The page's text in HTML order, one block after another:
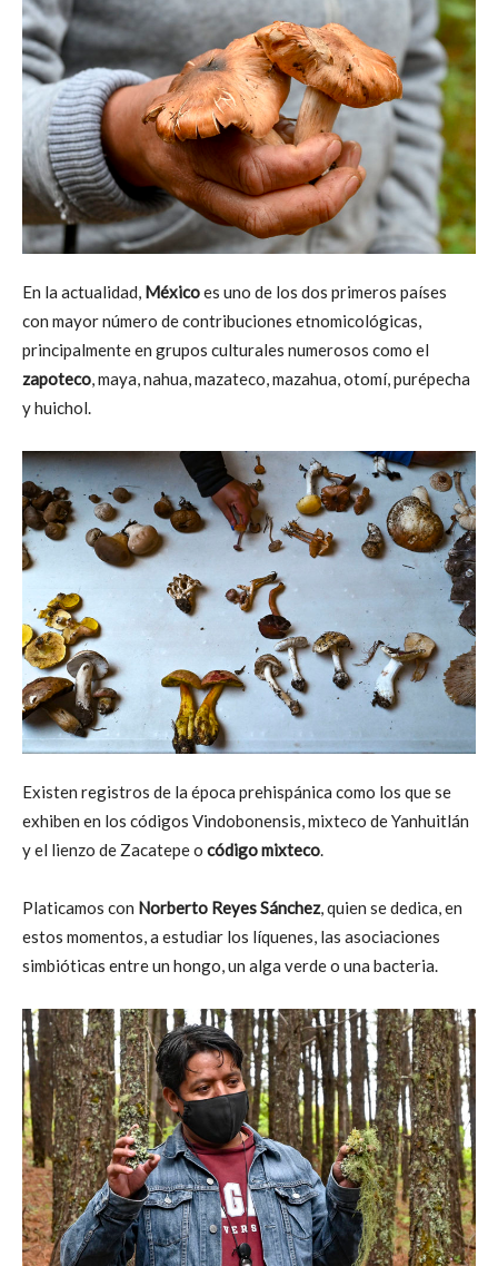
En la actualidad, Méxicoes uno de los dos primeros países
con mayor número de contribuciones etnomicológicas,
principalmente en grupos culturales numerosos como el
zapoteco , maya, nahua, mazateco, mazahua, otomí, purépecha
y huichol.
Existen registros de la época prehispánica como los que se
exhiben en los códigos Vindobonensis, mixteco de Yanhuitlán
y el lienzo de Zacatepe o código mixteco
Platicamos con Norberto Reyes Sánchez, quien se dedica, en
estos momentos, a estudiar los líquenes, las asociaciones
simbióticas entre un hongo, un alga verde o una bacteria.